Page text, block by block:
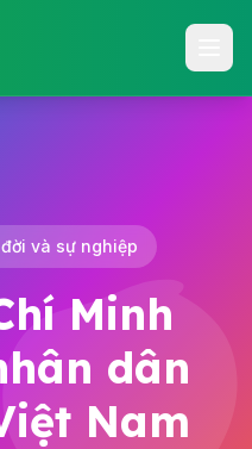
và sự nghiệp
Minh
dân
Nam